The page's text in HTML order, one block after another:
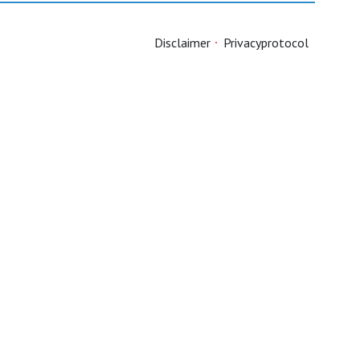
Disclaimer Privacyprotocol